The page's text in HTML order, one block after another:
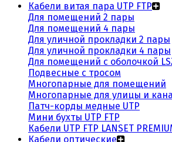
Кабели витая пара UTP FTP
Для помещений 2 пары
Для помещений 4 пары
Для уличной прокладки 2 пары
Для уличной прокладки 4 пары
Для помещений с оболочкой
Подвесные с тросом
Многопарные для помещений
Многопарные для улицы и
Патч-корды медные UTP
Мини бухты UTP FTP
Кабели UTP FTP LANSET
Кабели оптические